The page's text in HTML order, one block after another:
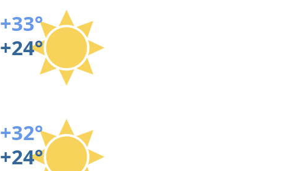
+33°
+24°
+32°
+24°